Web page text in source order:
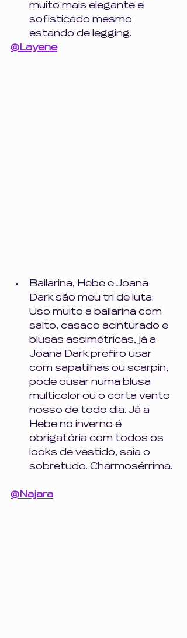
muito mais elegante e
sofisticado mesmo
estando de legging.
@Layene
Bailarina, Hebe e Joana
Dark são meu tri de luta.
Uso muito a bailarina com
salto, casaco acinturado e
blusas assimétricas, já a
Joana Dark prefiro usar
com sapatilhas ou scarpin,
pode ousar numa blusa
multicolor ou o corta vento
nosso de todo dia. Já a
Hebe no inverno é
obrigatória com todos os
looks de vestido, saia o
sobretudo. Charmosérrima.
@Najara